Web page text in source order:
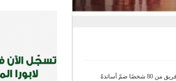
في إطار برنامج الاحتفالات بالمئويّة الثانية لتأسيس جمعيّة العائلة المقدّسة الفرنسيّة، حمل فريق من 80 شخصًا ضمّ أساتذةً